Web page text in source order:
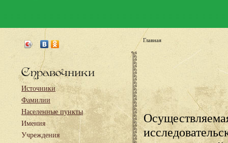
Справочники
Источники
Фамилии
Населенные пункты
Имения
Учреждения
Главная